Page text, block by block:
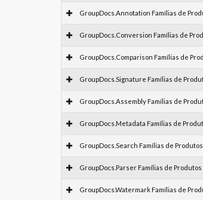
GroupDocs.Annotation Famílias de
GroupDocs.Conversion Famílias de
GroupDocs.Comparison Famílias de
GroupDocs.Signature Famílias de
GroupDocs.Assembly Famílias de
GroupDocs.Metadata Famílias de
GroupDocs.Search Famílias de Produtos
GroupDocs.Parser Famílias de Produtos
GroupDocs.Watermark Famílias de